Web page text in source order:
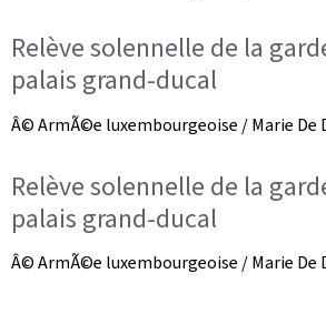
Relève solennelle de la
palais grand-ducal
Â© ArmÃ©e luxembourgeoise / Marie De
Relève solennelle de la
palais grand-ducal
Â© ArmÃ©e luxembourgeoise / Marie De